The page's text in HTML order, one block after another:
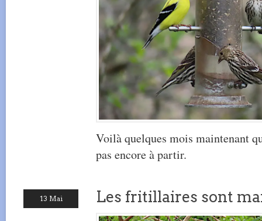
Voilà quelques mois maintenant
pas encore à partir.
13 Mai Les fritillaires sont